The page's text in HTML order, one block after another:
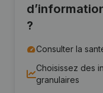
?
Consulter la
Choisissez des
granulaires